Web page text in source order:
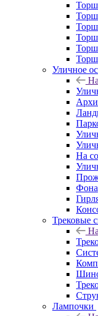
Уличное
На
Трековые
Лампочки